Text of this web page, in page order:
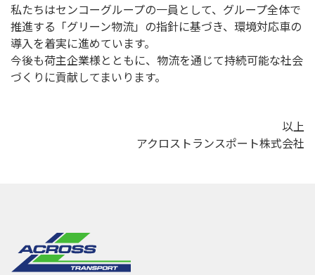
私たちはセンコーグループの一員として、グループ全体で
推進する「グリーン物流」の指針に基づき、環境対応車の
導入を着実に進めています。
今後も荷主企業様とともに、物流を通じて持続可能な社会
づくりに貢献してまいります。
以上
アクロストランスポート株式会社